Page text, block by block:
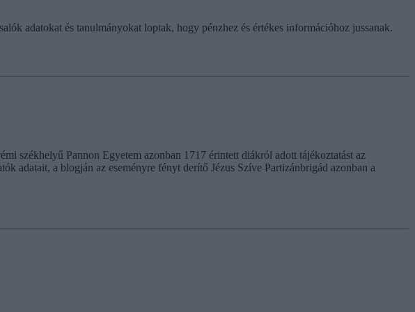
adatokat és tanulmányokat loptak, hogy pénzhez és értékes információhoz jussanak.
székhelyű Pannon Egyetem azonban 1717 érintett diákról adott tájékoztatást az
adatait, a blogján az eseményre fényt derítő Jézus Szíve Partizánbrigád azonban a